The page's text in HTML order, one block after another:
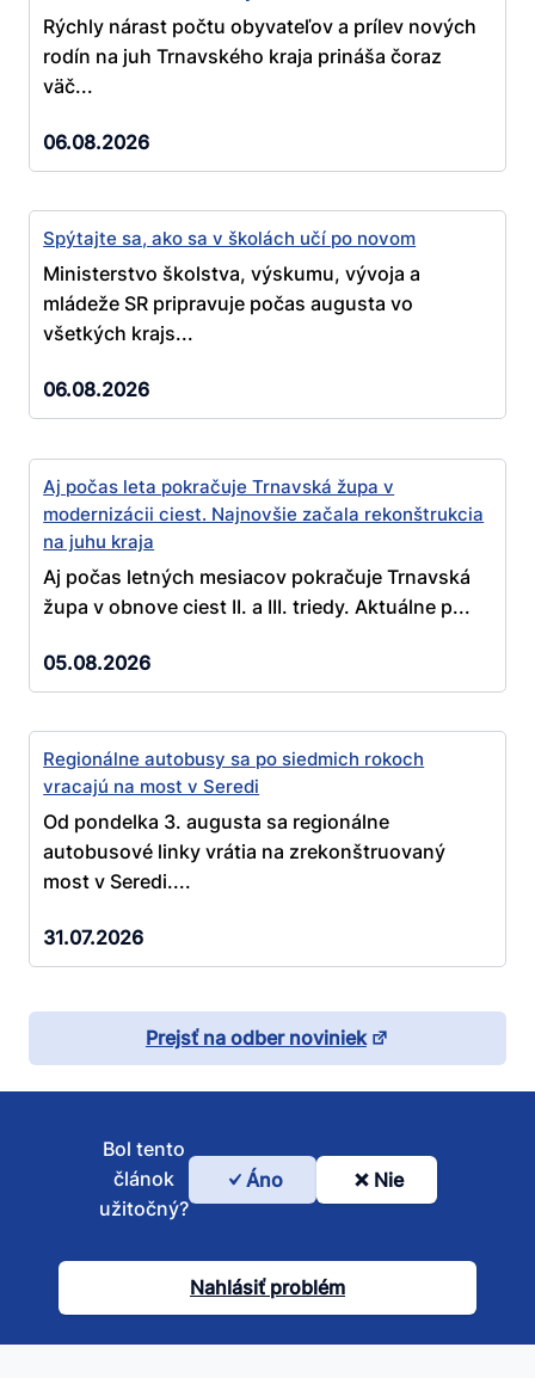
Rýchly nárast počtu obyvateľov a prílev nových
rodín na juh Trnavského kraja prináša čoraz
väč...
06.08.2026
Spýtajte sa, ako sa v školách učí po novom
Ministerstvo školstva, výskumu, vývoja a
mládeže SR pripravuje počas augusta vo
všetkých krajs...
06.08.2026
Aj počas leta pokračuje Trnavská župa v
modernizácii ciest. Najnovšie začala rekonštrukcia
na juhu kraja
Aj počas letných mesiacov pokračuje Trnavská
župa v obnove ciest II. a III. triedy. Aktuálne p...
05.08.2026
Regionálne autobusy sa po siedmich rokoch
vracajú na most v Seredi
Od pondelka 3. augusta sa regionálne
autobusové linky vrátia na zrekonštruovaný
most v Seredi....
31.07.2026
Prejsť na odber noviniek
Bol
článok
užitočný?
Bol tento
článok
užitočný?
Áno Nie
Nahlásiť problém